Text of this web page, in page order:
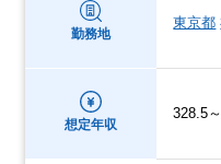
勤務地
東京都
想定年収
328.5